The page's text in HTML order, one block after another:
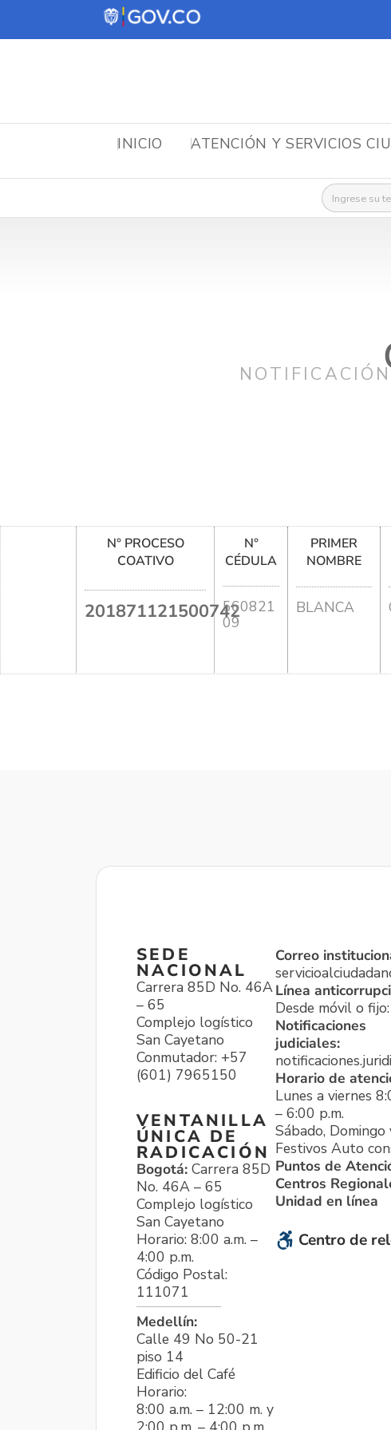
INICIO ATENCIÓN Y SERVICIOS
Buscar:
N° PROCESO
COATIVO
201871121500742
N°
CÉDULA
560821
09
PRIMER
NOMBRE
BLANCA
SEDE
NACIONAL
Carrera 85D No. 46A
– 65
Complejo logístico
San Cayetano
Conmutador: +57
(601) 7965150
VENTANILLA
ÚNICA DE
RADICACIÓN
Bogotá: Carrera 85D
No. 46A – 65
Complejo logístico
San Cayetano
Horario: 8:00 a.m. –
4:00 p.m.
Código Postal:
111071
Medellín:
Calle 49 No 50-21
piso 14
Edificio del Café
Horario:
8:00 a.m. – 12:00 m. y
Correo
Línea
Desde móvil o
Notificaciones
judiciales:
Horario de
Lunes a viernes
– 6:00 p.m.
Sábado, Domingo
Festivos Auto
Puntos de
Centros
Unidad en línea
Centro de